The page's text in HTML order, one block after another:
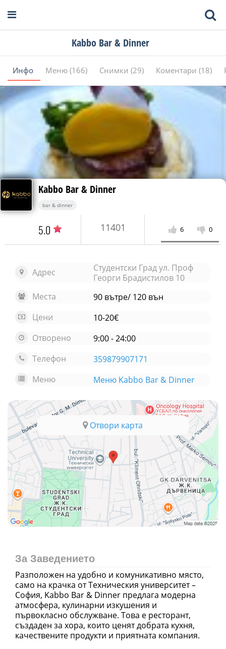
Kabbo Bar & Dinner
Инфо Меню (166) Снимки (29) Коментари (18)
Kabbo Bar & Dinner
bar & dinner
5.0 11401 6 0
Адрес
Студентски Град ул. Проф
Георги Брадистилов 10
Места
90 вътре/ 120 вън
Цени
10-20€
Отворено
9:00 - 24:00
Телефон
359879907171
Меню
Меню Kabbo Bar & Dinner
Отвори карта
За Заведението
Разположен на удобно и комуникативно място,
само на крачка от Техническия университет –
София, Kabbo Bar & Dinner предлага модерна
атмосфера, кулинарни изкушения и
първокласно обслужване. Това е ресторант,
създаден за хора, които ценят добрата кухня,
качествените продукти и приятната компания.